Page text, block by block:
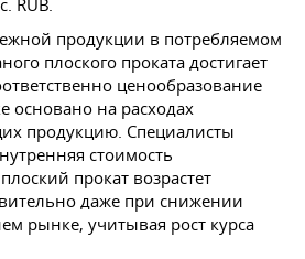
RUB.
продукции в потребляемом
плоского проката достигает
ценообразование
основано на расходах
продукцию. Специалисты
стоимость
прокат возрастет
даже при снижении
рынке, учитывая рост курса